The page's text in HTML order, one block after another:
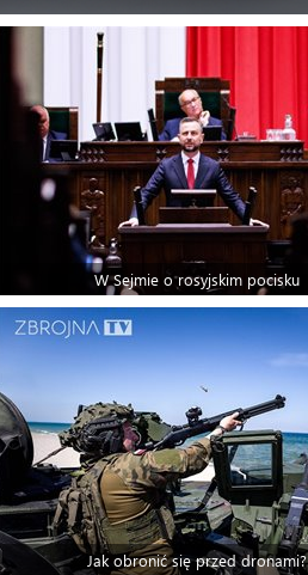
W Sejmie o rosyjskim pocisku
Jak obronić się przed dronami?